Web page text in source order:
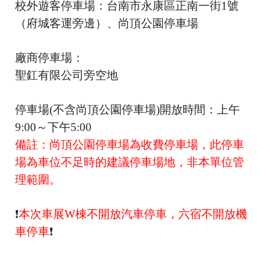
校外遊客停車場：台南市永康區正南一街1號
（府城客運旁邊）、尚頂公園停車場
廠商停車場：
聖釭有限公司旁空地
停車場(不含尚頂公園停車場)開放時間：上午
9:00～下午5:00
備註：尚頂公園停車場為收費停車場，此停車
場為車位不足時的建議停車場地，非本單位管
理範圍。
❗️本次車展W棟不開放汽車停車，六宿不開放機
車停車❗️